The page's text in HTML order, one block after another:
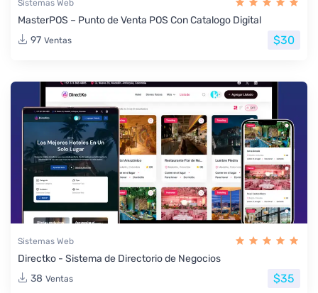
Sistemas Web
MasterPOS – Punto de Venta POS Con Catalogo Digital
97 Ventas $30
Sistemas Web
Directko - Sistema de Directorio de Negocios
38 Ventas $35